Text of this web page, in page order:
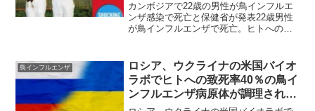
カンボジアで22歳の男性が鳥インフルエ
ンザ感染で死亡と保健省が発表22歳男性
が鳥インフルエンザで死亡。ヒトへの水
す。2025年11月15日、国立公衆衛生研究
所によりH5...
鳥インフルエンザ
ロシア、ウクライナの米国バイオ
ラボでヒトへの致死率40％の鳥イ
ンフルエンザ病原体が調理されて
いると主張